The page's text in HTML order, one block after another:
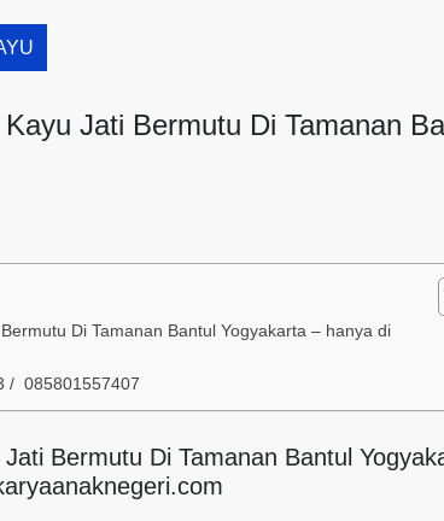
Jati Bermutu Di Tamanan
Di Tamanan Bantul Yogyakarta – hanya di
/ 085801557407
Bermutu Di Tamanan Bantul